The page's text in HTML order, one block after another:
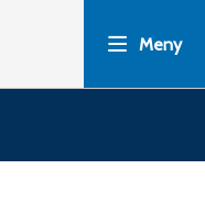
Meny